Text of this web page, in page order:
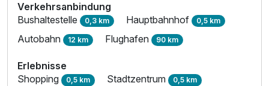
Verkehrsanbindung
Bushaltestelle 0,3 km Hauptbahnhof 0,5 km
Autobahn 12 km Flughafen 90 km
Erlebnisse
Shopping 0,5 km Stadtzentrum 0,5 km